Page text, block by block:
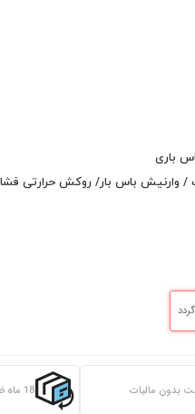
باری
/ وارنیش باس بار/ روکش حرارتی
بدون مالیات 18 ماه ضمانت کالا